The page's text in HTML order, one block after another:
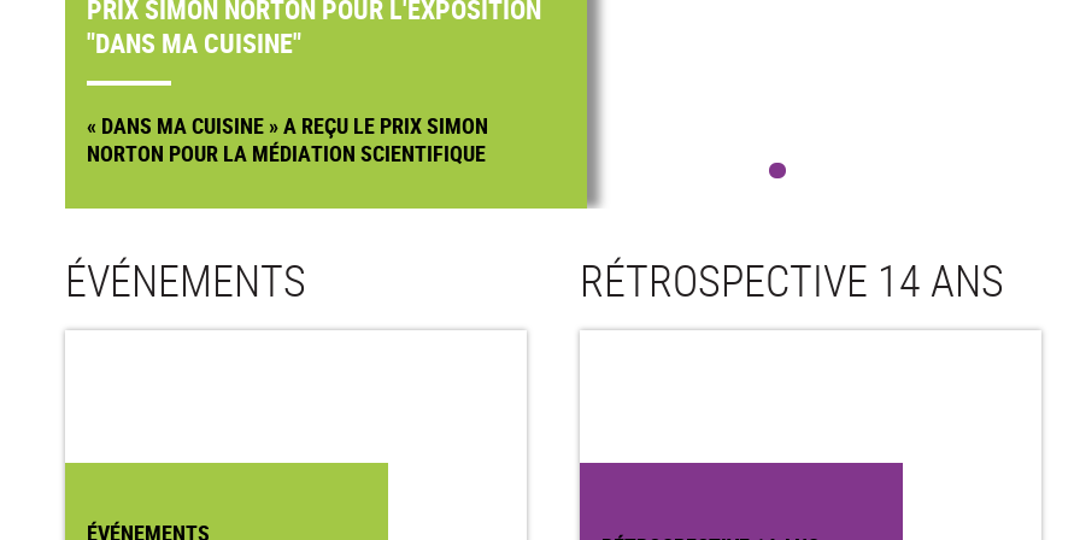
PRIX SIMON NORTON POUR L'EXPOSITION
"DANS MA CUISINE"
« DANS MA CUISINE » A REÇU LE PRIX SIMON
NORTON POUR LA MÉDIATION SCIENTIFIQUE
ÉVÉNEMENTS
ÉVÉNEMENTS
RÉTROSPECTIVE 14 ANS